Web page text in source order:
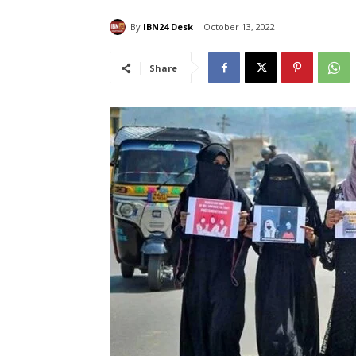
By IBN24 Desk October 13, 2022
Share